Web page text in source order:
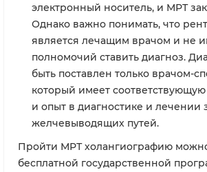
электронный носитель, и МРТ
Однако важно понимать, что
является лечащим врачом и не
полномочий ставить диагноз.
быть поставлен только врачом-
который имеет
и опыт в диагностике и лечении
желчевыводящих путей.
Пройти МРТ холангиографию
бесплатной государственной